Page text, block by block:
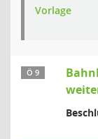
Vorlage
Ö 9